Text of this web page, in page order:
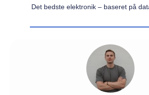
Det bedste elektronik – baseret på